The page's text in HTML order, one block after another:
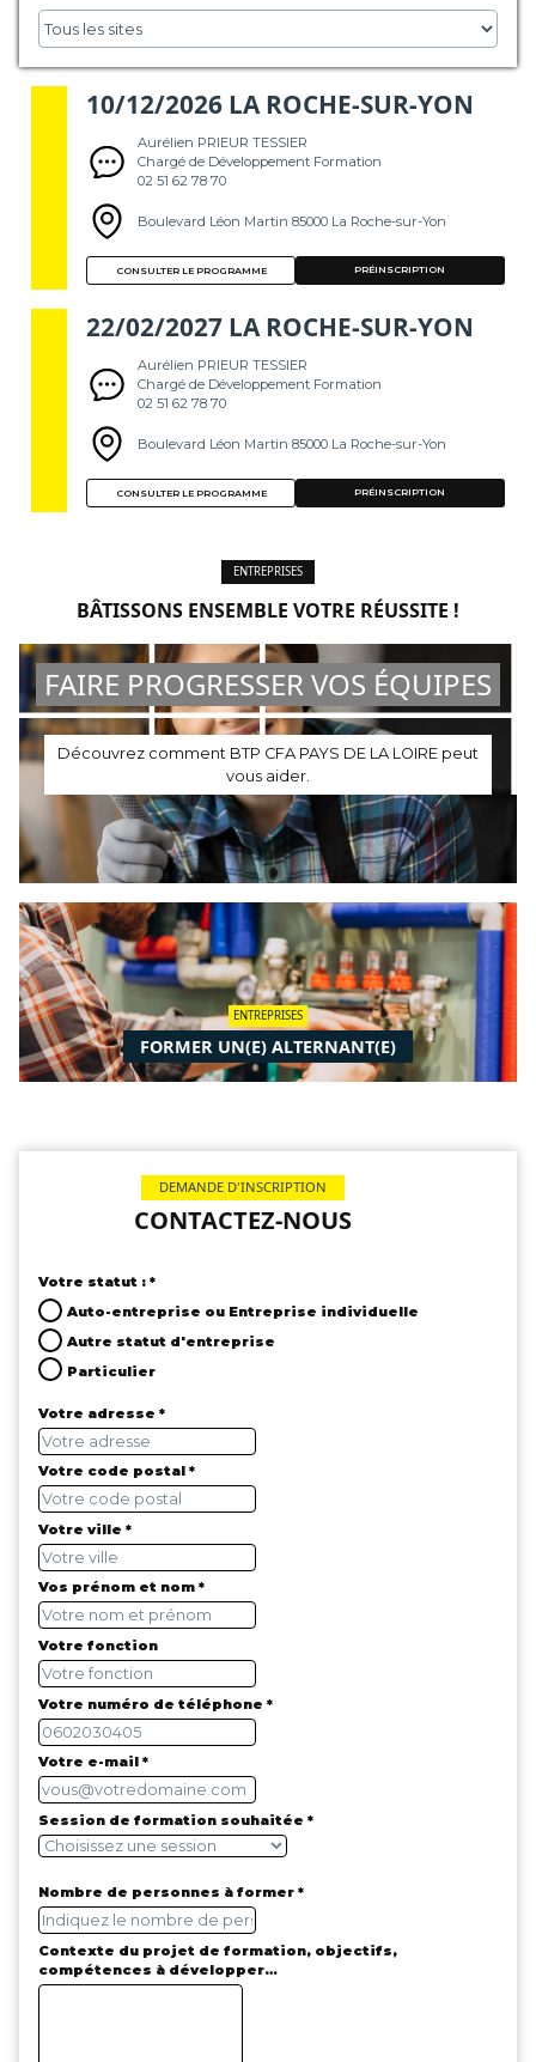
10/12/2026 LA ROCHE-SUR-YON
Aurélien PRIEUR TESSIER
Chargé de Développement Formation
02 51 62 78 70
Boulevard Léon Martin 85000 La Roche-sur-Yon
CONSULTER LE PROGRAMME PRÉINSCRIPTION
22/02/2027 LA ROCHE-SUR-YON
Aurélien PRIEUR TESSIER
Chargé de Développement Formation
02 51 62 78 70
Boulevard Léon Martin 85000 La Roche-sur-Yon
CONSULTER LE PROGRAMME PRÉINSCRIPTION
ENTREPRISES
BÂTISSONS ENSEMBLE VOTRE RÉUSSITE !
FAIRE PROGRESSER VOS ÉQUIPES
Découvrez comment BTP CFA PAYS DE LA LOIRE peut
vous aider.
ENTREPRISES
FORMER UN(E) ALTERNANT(E)
DEMANDE D'INSCRIPTION
CONTACTEZ-NOUS
Votre statut : *
Auto-entreprise ou Entreprise individuelle
Autre statut d'entreprise
Particulier
Votre adresse *
Votre code postal *
Votre ville *
Vos prénom et nom *
Votre fonction
Votre numéro de téléphone *
Votre e-mail *
Session de formation souhaitée *
Nombre de personnes à former *
Contexte du projet de formation, objectifs,
compétences à développer…